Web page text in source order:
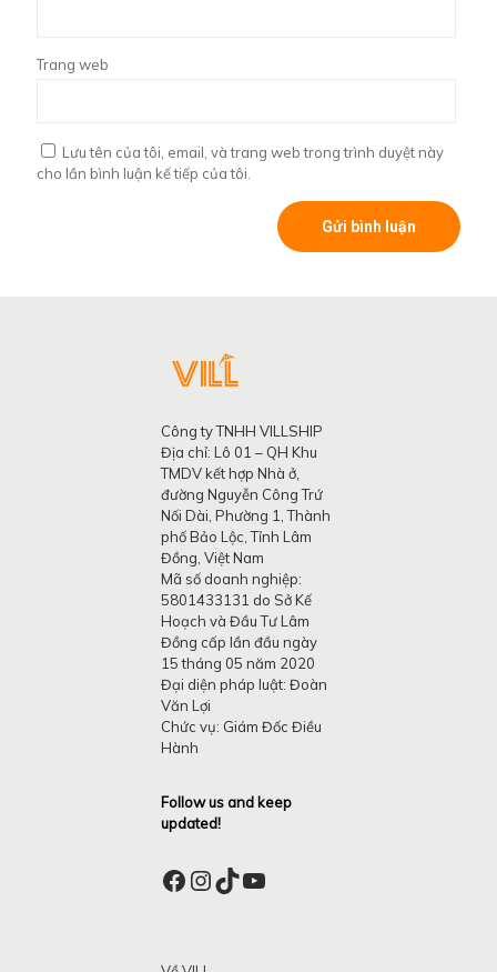
Trang web
Lưu tên của tôi, email, và trang web trong trình duyệt này
cho lần bình luận kế tiếp của tôi.
Công ty TNHH VILLSHIP
Địa chỉ: Lô 01 – QH Khu
TMDV kết hợp Nhà ở,
đường Nguyễn Công Trứ
Nối Dài, Phường 1, Thành
phố Bảo Lộc, Tỉnh Lâm
Đồng, Việt Nam
Mã số doanh nghiệp:
5801433131 do Sở Kế
Hoạch và Đầu Tư Lâm
Đồng cấp lần đầu ngày
15 tháng 05 năm 2020
Đại diện pháp luật: Đoàn
Văn Lợi
Chức vụ: Giám Đốc Điều
Hành
Follow us and keep
updated!
Facebook
Instagram
TikTok
YouTube